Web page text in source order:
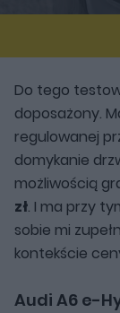
Do tego
doposażony.
regulowanej
domykanie
możliwością
zł. I ma przy
sobie mi
kontekście
Audi A6 e-